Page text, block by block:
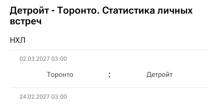
Детройт - Торонто. Статистика личных
встреч
НХЛ
02.03.2027 03:00
Торонто Детройт
24.02.2027 03:00